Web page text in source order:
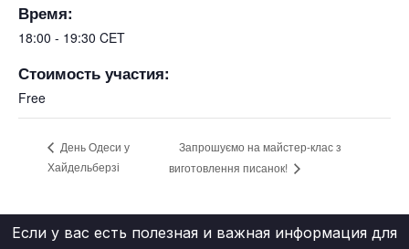
Время:
18:00 - 19:30 CET
Стоимость участия:
Free
День Одеси у
Хайдельберзі
Запрошуємо на майстер-клас з
виготовлення писанок!
Если у вас есть полезная и важная информация для